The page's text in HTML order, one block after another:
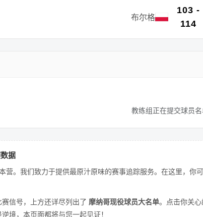
布尔格
103 -
114
教练组正在提交球员
据
营。我们致力于提供最原汁原味的赛事追踪服务。在这里，
信号，上方还详尽列出了 摩纳哥现役球员大名单。点击你关
境，本页面都将与您一起见证！